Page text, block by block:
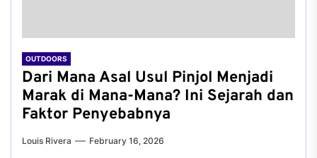
OUTDOORS
Dari Mana Asal Usul Pinjol Menjadi
Marak di Mana-Mana? Ini Sejarah dan
Faktor Penyebabnya
Louis Rivera February 16, 2026